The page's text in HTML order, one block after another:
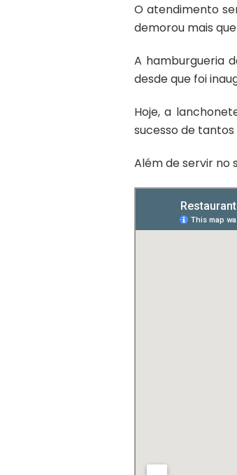
O atendimento
demorou mais
A hamburgueria
desde que foi
Hoje, a
sucesso de
Além de servir no